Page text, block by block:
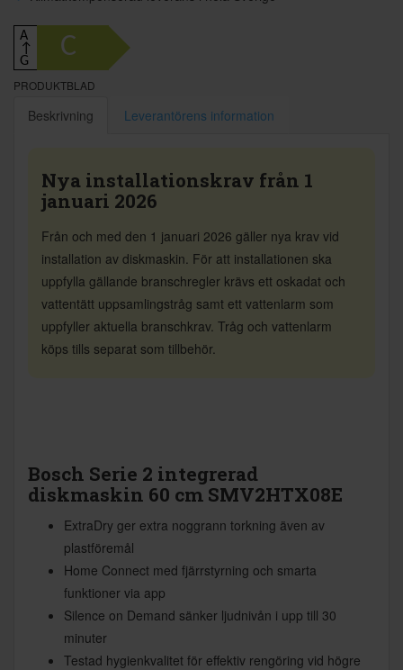
A
↑
G
C
PRODUKTBLAD
Beskrivning Leverantörens information
Nya installationskrav från 1
januari 2026
Från och med den 1 januari 2026 gäller nya krav vid
installation av diskmaskin. För att installationen ska
uppfylla gällande branschregler krävs ett oskadat och
vattentätt uppsamlingstråg samt ett vattenlarm som
uppfyller aktuella branschkrav. Tråg och vattenlarm
köps tills separat som tillbehör.
Bosch Serie 2 integrerad
diskmaskin 60 cm SMV2HTX08E
ExtraDry ger extra noggrann torkning även av
plastföremål
Home Connect med fjärrstyrning och smarta
funktioner via app
Silence on Demand sänker ljudnivån i upp till 30
minuter
Testad hygienkvalitet för effektiv rengöring vid högre